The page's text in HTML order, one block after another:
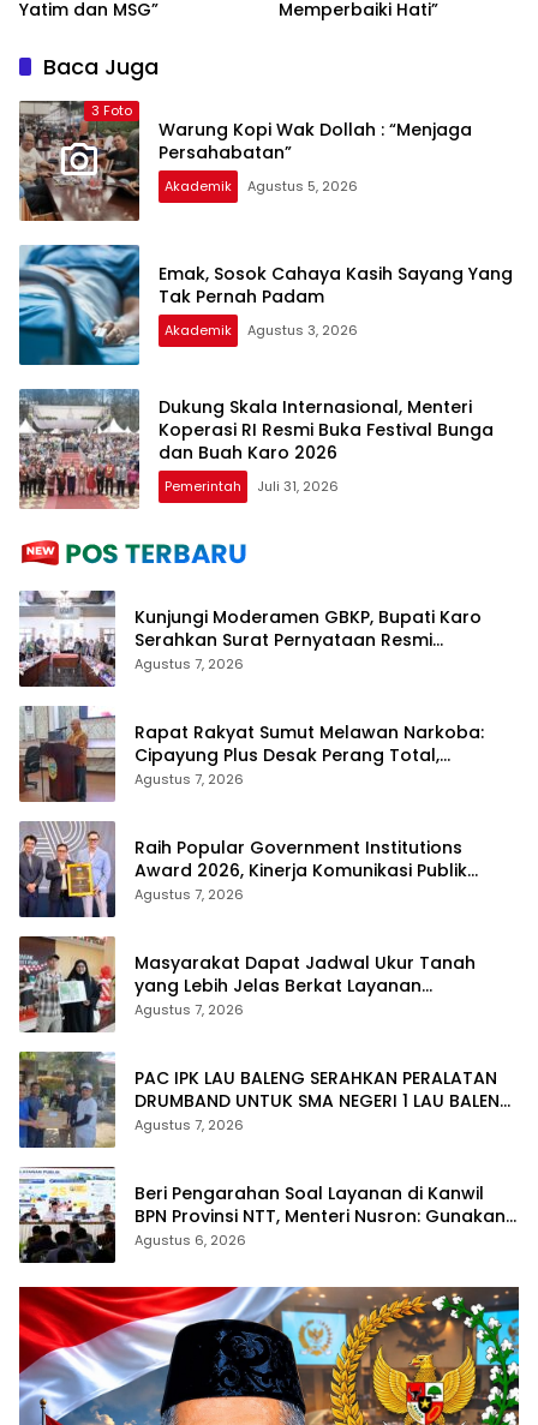
Yatim dan MSG”
Memperbaiki Hati”
Baca Juga
3 Foto
Warung Kopi Wak Dollah : “Menjaga
Persahabatan”
Akademik Agustus 5, 2026
Emak, Sosok Cahaya Kasih Sayang Yang
Tak Pernah Padam
Akademik Agustus 3, 2026
Dukung Skala Internasional, Menteri
Koperasi RI Resmi Buka Festival Bunga
dan Buah Karo 2026
Pemerintah Juli 31, 2026
Kunjungi Moderamen GBKP, Bupati Karo
Serahkan Surat Pernyataan Resmi
Penyerahan Aset RSUD Kabanjahe
Agustus 7, 2026
Rapat Rakyat Sumut Melawan Narkoba:
Cipayung Plus Desak Perang Total,
Generasi Muda Jadi Benteng Utama
Agustus 7, 2026
Raih Popular Government Institutions
Award 2026, Kinerja Komunikasi Publik
Kementerian ATR/BPN Kembali Diakui
Agustus 7, 2026
Masyarakat Dapat Jadwal Ukur Tanah
yang Lebih Jelas Berkat Layanan
Pengukuran Terjadwal
Agustus 7, 2026
PAC IPK LAU BALENG SERAHKAN PERALATAN
DRUMBAND UNTUK SMA NEGERI 1 LAU BALENG
SAMBUT HUT RI KE-81
Agustus 7, 2026
Beri Pengarahan Soal Layanan di Kanwil
BPN Provinsi NTT, Menteri Nusron: Gunakan
Sudut Pandang Masyarakat
Agustus 6, 2026